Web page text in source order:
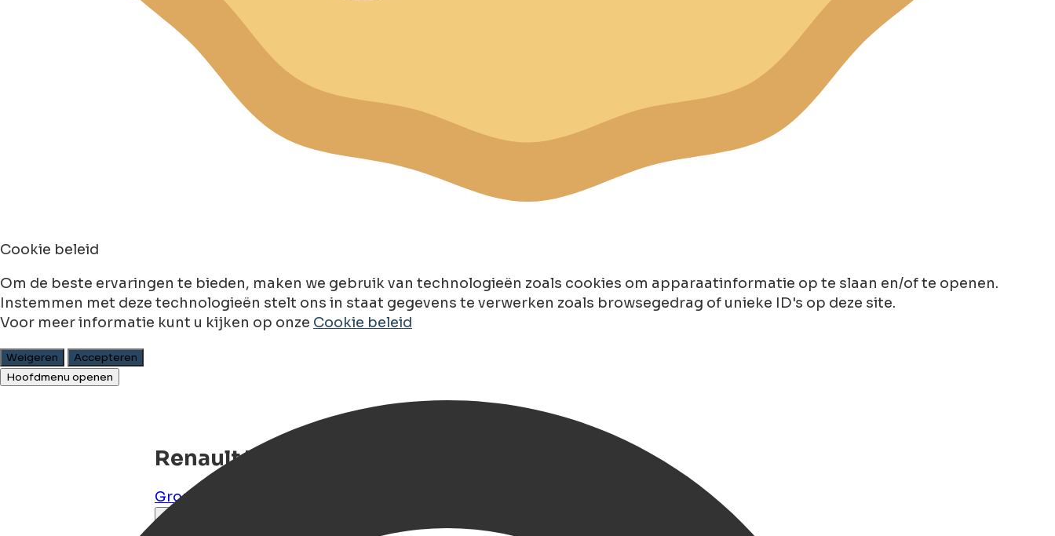
Cookie beleid
Om de beste ervaringen te bieden, maken we gebruik van technologieën zoals cookies om apparaatinformatie op te slaan en/of te openen.
Instemmen met deze technologieën stelt ons in staat gegevens te verwerken zoals browsegedrag of unieke ID's op deze site.
Voor meer informatie kunt u kijken op onze Cookie beleid
Weigeren
Accepteren
Hoofdmenu openen
Renault 16 TS
Groningen